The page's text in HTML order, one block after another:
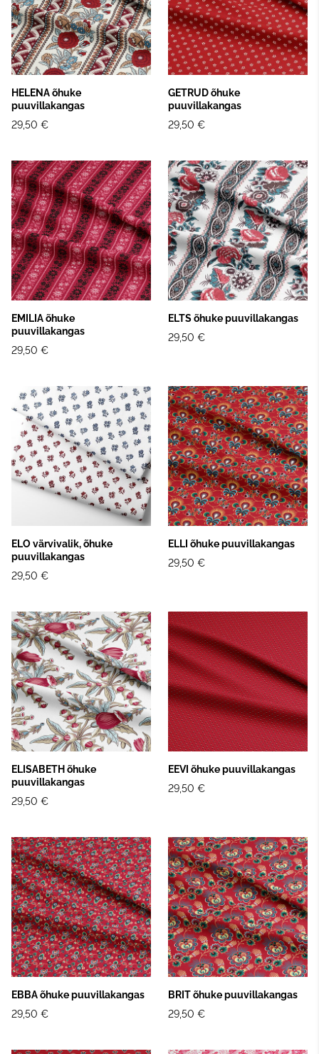
HELENA õhuke
puuvillakangas
29,50 €
GETRUD õhuke
puuvillakangas
29,50 €
EMILIA õhuke
puuvillakangas
29,50 €
ELTS õhuke puuvillakangas
29,50 €
ELO värvivalik, õhuke
puuvillakangas
29,50 €
ELLI õhuke puuvillakangas
29,50 €
ELISABETH õhuke
puuvillakangas
29,50 €
EEVI õhuke puuvillakangas
29,50 €
EBBA õhuke puuvillakangas
29,50 €
BRIT õhuke puuvillakangas
29,50 €